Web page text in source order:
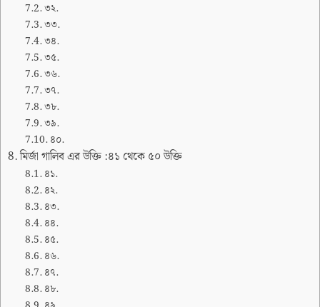
৩২.
৩৩.
৩৪.
৩৫.
৩৬.
৩৭.
৩৮.
৩৯.
৪০.
মির্জা গালিব এর উক্তি :৪১ থেকে ৫০ উক্তি
৪১.
৪২.
৪৩.
৪৪.
৪৫.
৪৬.
৪৭.
৪৮.